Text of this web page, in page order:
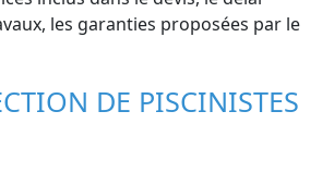
les garanties proposées par le
DE PISCINISTES